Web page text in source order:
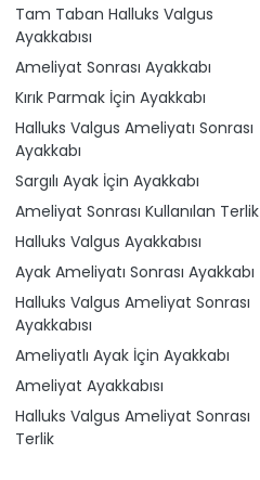
Tam Taban Halluks Valgus
Ayakkabısı
Ameliyat Sonrası Ayakkabı
Kırık Parmak İçin Ayakkabı
Halluks Valgus Ameliyatı Sonrası
Ayakkabı
Sargılı Ayak İçin Ayakkabı
Ameliyat Sonrası Kullanılan Terlik
Halluks Valgus Ayakkabısı
Ayak Ameliyatı Sonrası Ayakkabı
Halluks Valgus Ameliyat Sonrası
Ayakkabısı
Ameliyatlı Ayak İçin Ayakkabı
Ameliyat Ayakkabısı
Halluks Valgus Ameliyat Sonrası
Terlik